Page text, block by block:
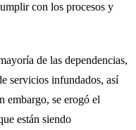
con los procesos y
de las dependencias,
servicios infundados, así
embargo, se erogó el
están siendo